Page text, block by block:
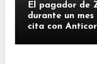
El pagador de
durante un
cita con